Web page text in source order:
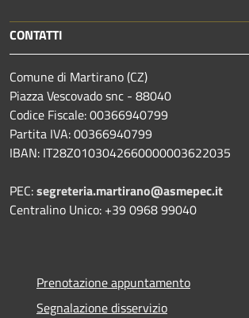
CONTATTI
Comune di Martirano (CZ)
Piazza Vescovado snc - 88040
Codice Fiscale: 00366940799
Partita IVA: 00366940799
IBAN: IT28Z0103042660000003622035
PEC:segreteria.martirano@asmepec.it
Centralino Unico: +39 0968 99040
Prenotazione appuntamento
Segnalazione disservizio